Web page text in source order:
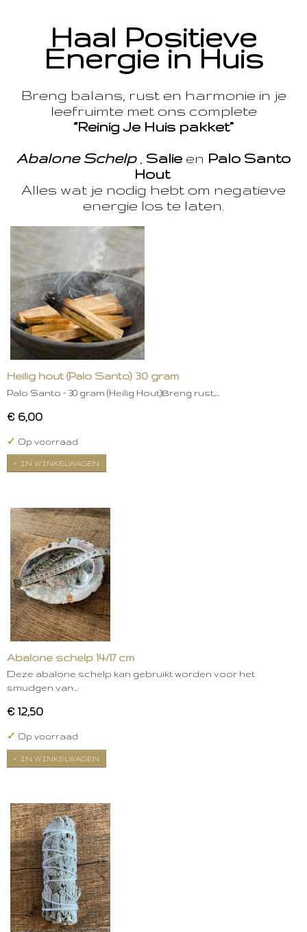
Haal Positieve
Energie in Huis
Breng balans, rust en harmonie in je
leefruimte met ons complete
“Reinig Je Huis pakket”
Abalone Schelp, Salie en Palo Santo
Hout
Alles wat je nodig hebt om negatieve
energie los te laten.
Heilig hout (Palo Santo) 30 gram
Palo Santo – 30 gram (Heilig Hout)Breng rust,…
€ 6,00
✓ Op voorraad
IN WINKELWAGEN
Abalone schelp 14/17 cm
Deze abalone schelp kan gebruikt worden voor het
smudgen van…
€ 12,50
✓ Op voorraad
IN WINKELWAGEN